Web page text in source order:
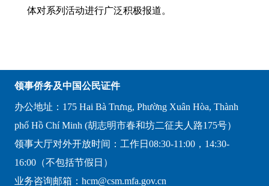
体对系列活动进行广泛积极报道。
领事侨务及中国公民证件
办公地址：175 Hai Bà Trưng, Phường Xuân Hòa, Thành
phố Hồ Chí Minh (胡志明市春和坊二征夫人路175号）
领事大厅对外开放时间：工作日08:30-11:00，14:30-
16:00（不包括节假日）
业务咨询邮箱：hcm@csm.mfa.gov.cn